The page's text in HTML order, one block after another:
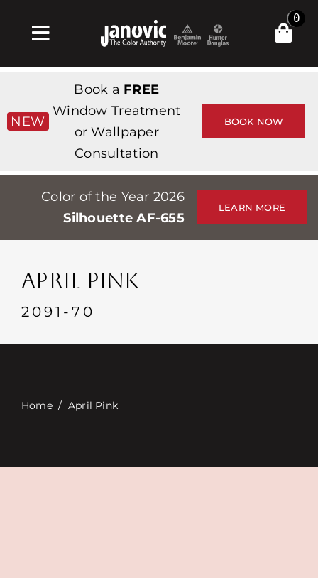
Toggle
Navigation
Products & Services
Κατάστημα
Professionals
Stores
Εκδηλώσεις
Επαφή
0
NEW
Book a FREE
Window Treatment
or Wallpaper
Consultation
BOOK NOW
Color of the Year 2026
Silhouette AF-655
LEARN MORE
APRIL PINK
2091-70
Home/ April Pink